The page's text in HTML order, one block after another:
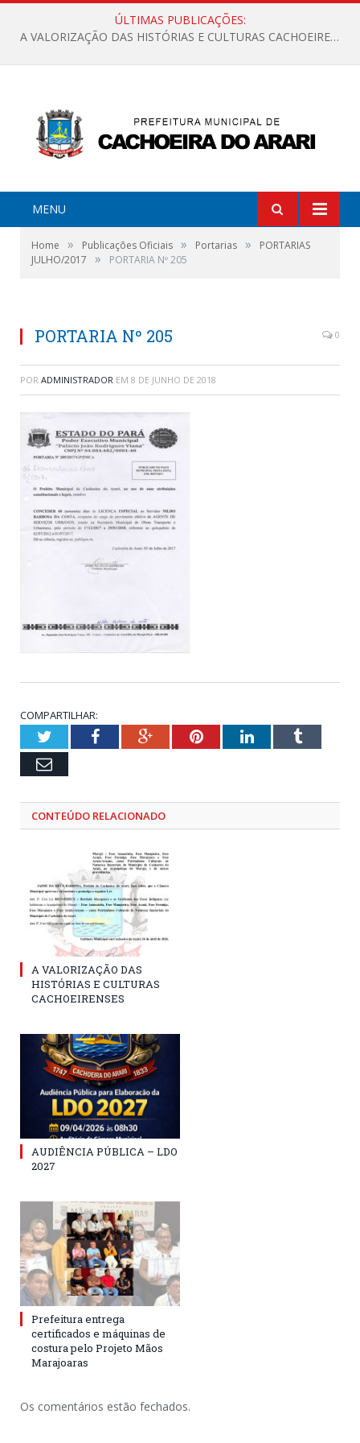
ÚLTIMAS PUBLICAÇÕES:
A VALORIZAÇÃO DAS HISTÓRIAS E CULTURAS CACHOEIRENSES
MENU
Home » Publicações Oficiais » Portarias »
PORTARIAS
JULHO/2017
» PORTARIA Nº 205
PORTARIA Nº 205 0
POR ADMINISTRADOR EM 8 DE JUNHO DE 2018
COMPARTILHAR:
TwitterFacebookGoogle+PinterestLinkedInTumblr
Email
CONTEÚDO RELACIONADO
A VALORIZAÇÃO DAS
HISTÓRIAS E CULTURAS
CACHOEIRENSES
AUDIÊNCIA PÚBLICA – LDO
2027
Prefeitura entrega
certificados e máquinas de
costura pelo Projeto Mãos
Marajoaras
Os comentários estão fechados.